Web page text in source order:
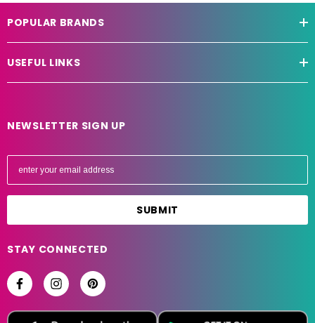
POPULAR BRANDS
USEFUL LINKS
NEWSLETTER SIGN UP
E
l
d
r
e
STAY CONNECTED